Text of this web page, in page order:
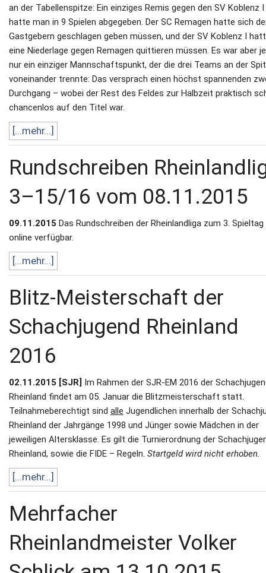
an der Tabellenspitze: Ein einziges Remis gegen den SV Koblenz I
hatte man in 9 Spielen abgegeben. Der SC Remagen hatte sich
Gastgebern geschlagen geben müssen, und der SV Koblenz I
eine Niederlage gegen Remagen quittieren müssen. Es war aber
nur ein einziger Mannschaftspunkt, der die drei Teams an der
voneinander trennte: Das versprach einen höchst spannenden
Durchgang – wobei der Rest des Feldes zur Halbzeit praktisch
chancenlos auf den Titel war.
[...mehr...]
Rundschreiben
3–15/16 vom 08.11.2015
09.11.2015 Das Rundschreiben der Rheinlandliga zum 3.
online verfügbar.
[...mehr...]
Blitz-Meisterschaft der
Schachjugend Rheinland
2016
02.11.2015 [SJR] Im Rahmen der SJR-EM 2016 der
Rheinland findet am 05. Januar die Blitzmeisterschaft statt.
Teilnahmeberechtigt sind alle Jugendlichen innerhalb der
Rheinland der Jahrgänge 1998 und Jünger sowie Mädchen in der
jeweiligen Altersklasse. Es gilt die Turnierordnung der
Rheinland, sowie die FIDE – Regeln. Startgeld wird nicht erhoben.
[...mehr...]
Mehrfacher
Rheinlandmeister Volker